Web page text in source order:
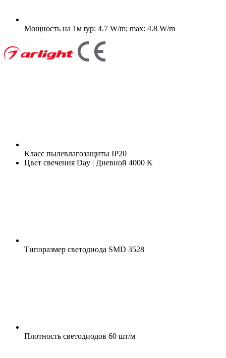
Мощность на 1м typ: 4.7 W/m; max: 4.8 W/m
Класс пылевлагозащиты IP20
Цвет свечения Day | Дневной 4000 K
Типоразмер светодиода SMD 3528
Плотность светодиодов 60 шт/м